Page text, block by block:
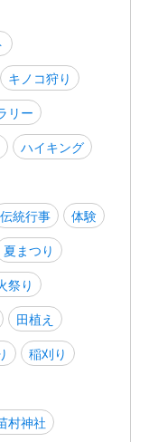
キノコ狩り
リー
ハイキング
伝統行事
体験
夏まつり
祭り
田植え
稲刈り
村神社